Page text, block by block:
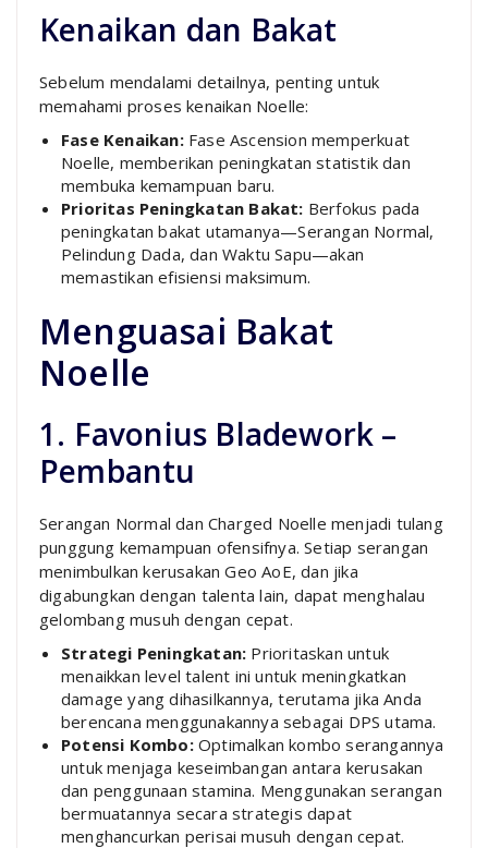
Kenaikan dan Bakat
Sebelum mendalami detailnya, penting untuk
memahami proses kenaikan Noelle:
Fase Kenaikan:Fase Ascension memperkuat
Noelle, memberikan peningkatan statistik dan
membuka kemampuan baru.
Prioritas Peningkatan Bakat: Berfokus pada
peningkatan bakat utamanya—Serangan Normal,
Pelindung Dada, dan Waktu Sapu—akan
memastikan efisiensi maksimum.
Menguasai Bakat
Noelle
1. Favonius Bladework –
Pembantu
Serangan Normal dan Charged Noelle menjadi tulang
punggung kemampuan ofensifnya. Setiap serangan
menimbulkan kerusakan Geo AoE, dan jika
digabungkan dengan talenta lain, dapat menghalau
gelombang musuh dengan cepat.
Strategi Peningkatan: Prioritaskan untuk
menaikkan level talent ini untuk meningkatkan
damage yang dihasilkannya, terutama jika Anda
berencana menggunakannya sebagai DPS utama.
Potensi Kombo:Optimalkan kombo serangannya
untuk menjaga keseimbangan antara kerusakan
dan penggunaan stamina. Menggunakan serangan
bermuatannya secara strategis dapat
menghancurkan perisai musuh dengan cepat.